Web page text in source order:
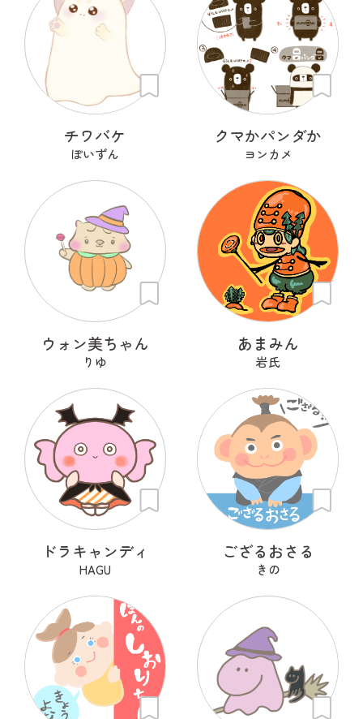
チワバケ
ぽいずん
クマかパンダか
ヨンカメ
ウォン美ちゃん
りゆ
あまみん
岩氏
ドラキャンディ
HAGU
ござるおさる
きの